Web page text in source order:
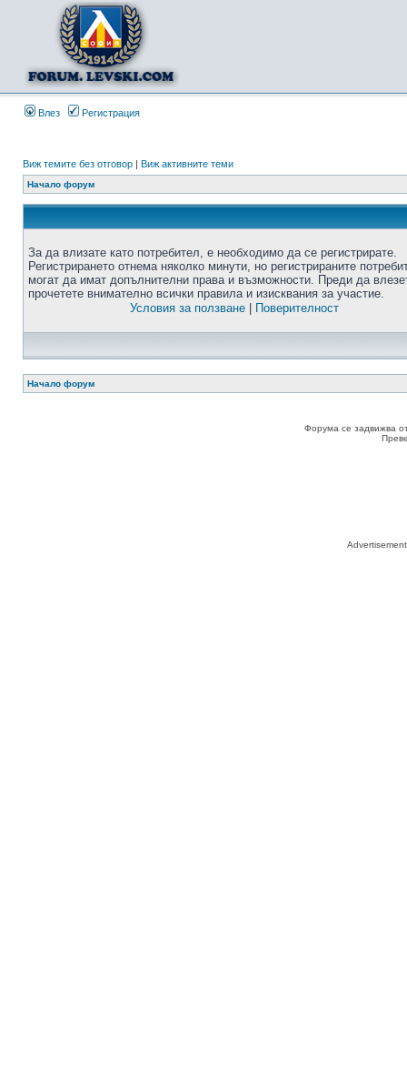
Влез Регистрация
Виж темите без отговор | Виж активните теми
Начало форум
За да влизате като потребител, е необходимо да се регистрирате.
Регистрирането отнема няколко минути, но регистрираните
могат да имат допълнителни права и възможности. Преди да
прочетете внимателно всички правила и изисквания за участие.
Условия за ползване| Поверителност
Начало форум
Форума се задвижва